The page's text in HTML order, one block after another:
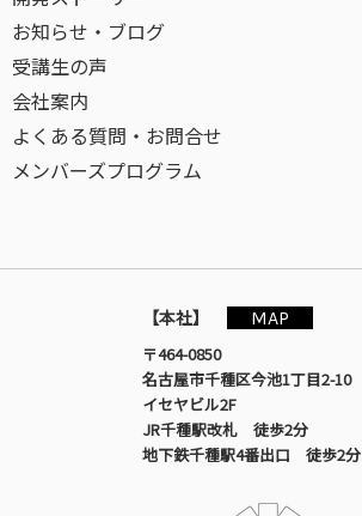
お知らせ・ブログ
受講生の声
会社案内
よくある質問・お問合せ
メンバーズプログラム
【本社】
MAP
〒464-0850
名古屋市千種区今池1丁目2-10
イセヤビル2F
JR千種駅改札 徒歩2分
地下鉄千種駅4番出口 徒歩2分